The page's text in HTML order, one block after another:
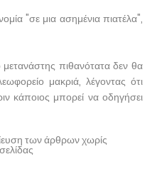
"σε μια ασημένια πιατέλα",
πιθανότατα δεν θα
μακριά, λέγοντας ότι
κάποιος μπορεί να οδηγήσει
των άρθρων χωρίς